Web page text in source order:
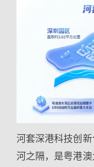
河套深港科技创
河之隔，是粤港